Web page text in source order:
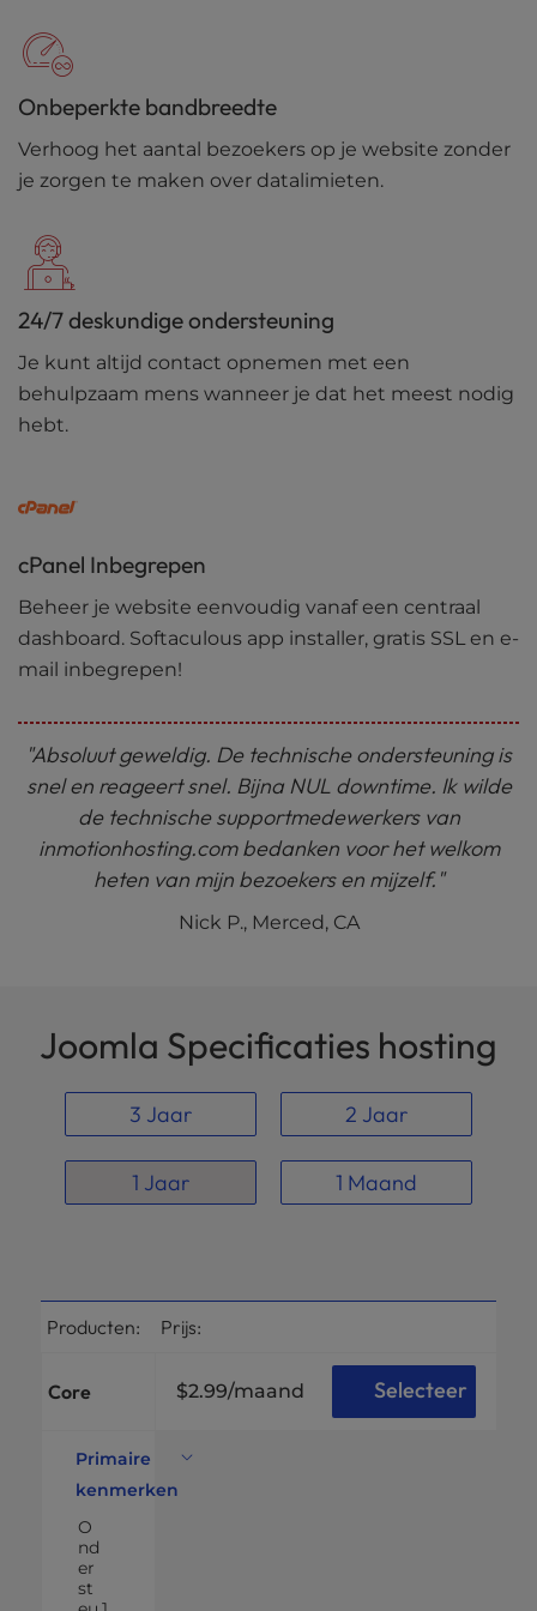
Onbeperkte bandbreedte
Verhoog het aantal bezoekers op je website zonder
je zorgen te maken over datalimieten.
24/7 deskundige ondersteuning
Je kunt altijd contact opnemen met een
behulpzaam mens wanneer je dat het meest nodig
hebt.
cPanel Inbegrepen
Beheer je website eenvoudig vanaf een centraal
dashboard. Softaculous app installer, gratis SSL en e-
mail inbegrepen!
"Absoluut geweldig. De technische ondersteuning is
snel en reageert snel. Bijna NUL downtime. Ik wilde
de technische supportmedewerkers van
inmotionhosting.com bedanken voor het welkom
heten van mijn bezoekers en mijzelf."
Nick P., Merced, CA
Joomla Specificaties hosting
3 Jaar 2 Jaar
1 Jaar 1 Maand
Producten: Prijs:
Core $2.99/maand Selecteer
Primaire
kenmerken
O
nd
er
st